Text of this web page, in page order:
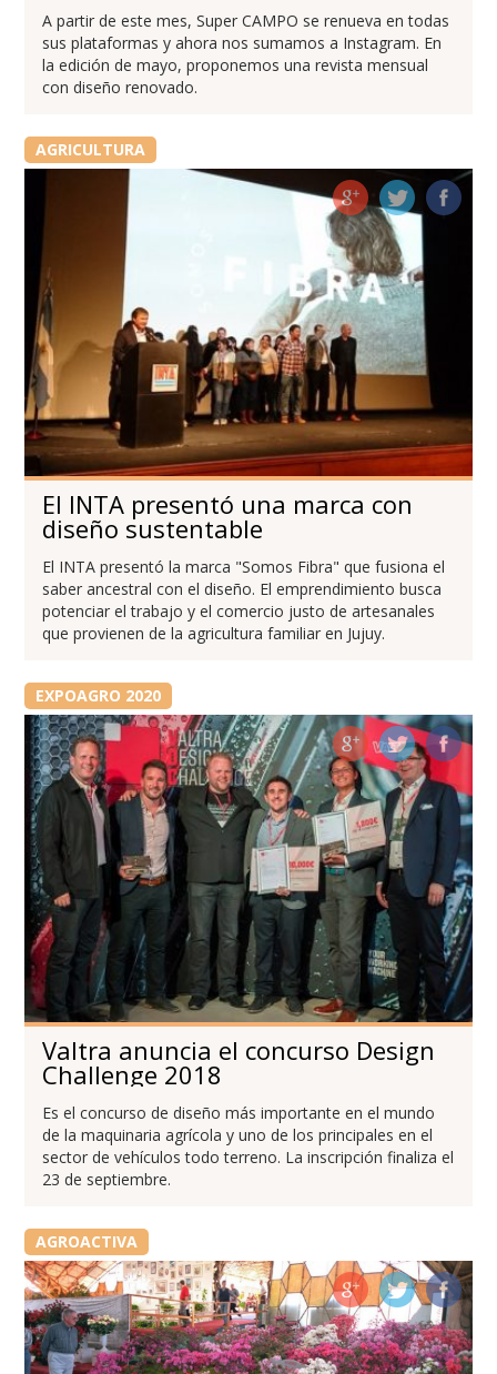
A partir de este mes, Super CAMPO se renueva en todas
sus plataformas y ahora nos sumamos a Instagram. En
la edición de mayo, proponemos una revista mensual
con diseño renovado.
AGRICULTURA
El INTA presentó una marca con
diseño sustentable
El INTA presentó la marca "Somos Fibra" que fusiona el
saber ancestral con el diseño. El emprendimiento busca
potenciar el trabajo y el comercio justo de artesanales
que provienen de la agricultura familiar en Jujuy.
EXPOAGRO 2020
Valtra anuncia el concurso Design
Challenge 2018
Es el concurso de diseño más importante en el mundo
de la maquinaria agrícola y uno de los principales en el
sector de vehículos todo terreno. La inscripción finaliza el
23 de septiembre.
AGROACTIVA